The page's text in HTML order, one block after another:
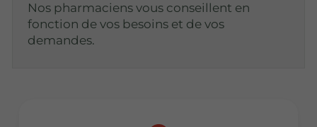
Nos pharmaciens vous conseillent en
fonction de vos besoins et de vos
demandes.